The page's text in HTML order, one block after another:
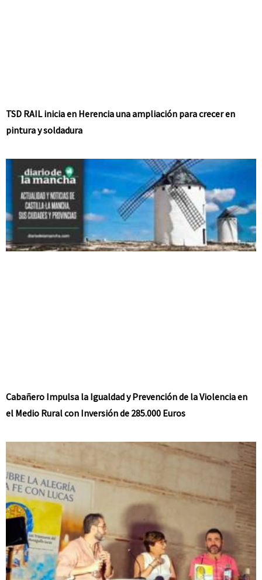
TSD RAIL inicia en Herencia una ampliación para crecer en
pintura y soldadura
Cabañero Impulsa la Igualdad y Prevención de la Violencia en
el Medio Rural con Inversión de 285.000 Euros